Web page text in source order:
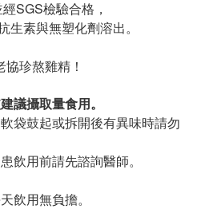
SGS檢驗合格，
素與無塑化劑溶出。
珍熬雞精！
議攝取量食用。
袋鼓起或拆開後有異味時請勿
飲用前請先諮詢醫師。
飲用無負擔。